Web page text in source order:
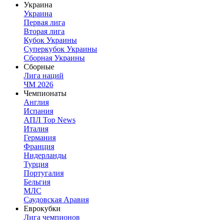
Украина
Украина
Первая лига
Вторая лига
Кубок Украины
Суперкубок Украины
Сборная Украины
Сборные
Лига наций
ЧМ 2026
Чемпионаты
Англия
Испания
АПЛ Top News
Италия
Германия
Франция
Нидерланды
Турция
Португалия
Бельгия
МЛС
Саудовская Аравия
Еврокубки
Лига чемпионов